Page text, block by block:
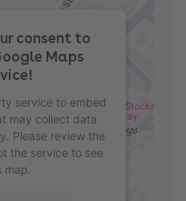
consent to
Maps
service to embed
may collect data
Please review the
the service to see
map.